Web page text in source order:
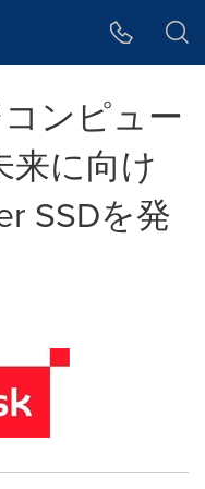
ンピュー
来に向け
SSDを発